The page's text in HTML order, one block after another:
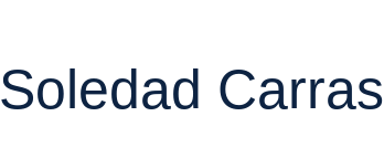
Soledad